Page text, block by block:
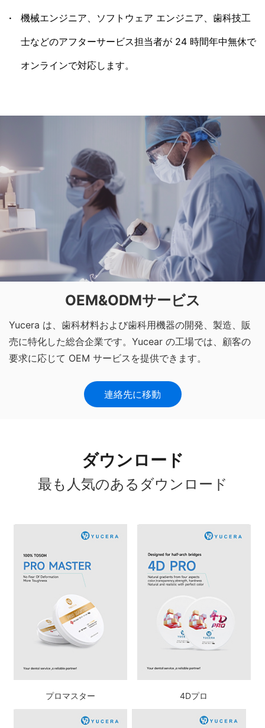
機械エンジニア、ソフトウェア エンジニア、歯科技工
士などのアフターサービス担当者が 24 時間年中無休で
オンラインで対応します。
OEM&ODMサービス
Yucera は、歯科材料および歯科用機器の開発、製造、販
売に特化した総合企業です。Yucear の工場では、顧客の
要求に応じて OEM サービスを提供できます。
連絡先に移動
ダウンロード
最も人気のあるダウンロード
プロマスター 4Dプロ